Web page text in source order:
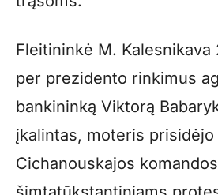
Fleitininkė M. Kalesnikava
per prezidento rinkimus
bankininką Viktorą
įkalintas, moteris
Cichanouskajos